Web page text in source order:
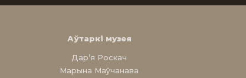
Аўтаркі музея
Дар’я Роскач
Марына Маўчанава